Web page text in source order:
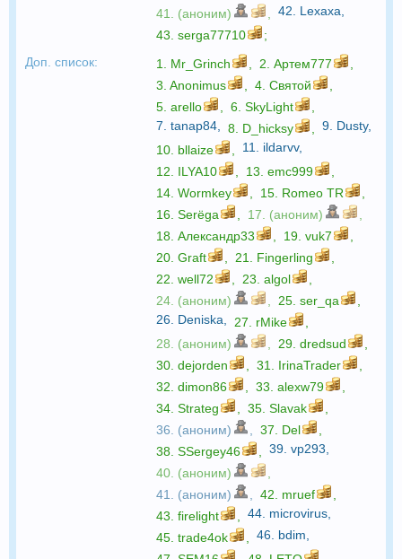
41. (аноним)
42. Lexaxa
43. serga77710
;
Доп. список:
1. Mr_Grinch 2. Артем777
3. Anonimus 4. Святой
5. arello 6. SkyLight
7. tanap84 8. D_hicksy 9. Dusty,
10. bllaize 11. ildarvv,
12. ILYA10 13. emc999
14. Wormkey 15. Romeo TR
16. Serёga 17. (аноним)
18. Александр33 19. vuk7
20. Graft 21. Fingerling
22. well72 23. algol
24. (аноним)
25. ser_qa
26. Deniska 27. rMike
28. (аноним)
29. dredsud
30. dejorden 31. IrinaTrader
32. dimon86 33. alexw79
34. Strateg 35. Slavak
36. (аноним)
37. Del
38. SSergey46 39. vp293
40. (аноним)
41. (аноним)
42. mruef
43. firelight 44. microvirus
45. trade4ok 46. bdim